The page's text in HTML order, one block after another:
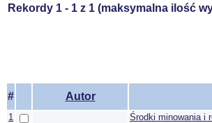
Rekordy 1 - 1 z 1 (maksymalna ilość
# Autor
1 Środki minowania i